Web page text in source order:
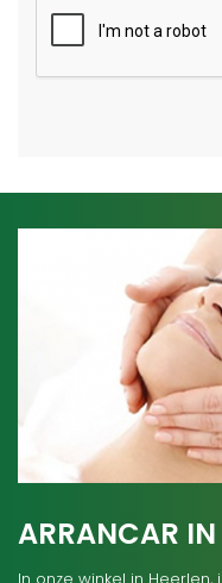
ARRANCAR IN